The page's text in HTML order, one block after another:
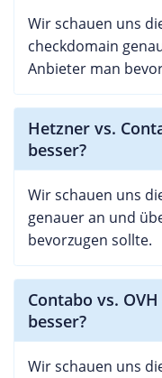
Wir schauen uns
checkdomain
Anbieter man
Hetzner vs.
besser?
Wir schauen uns
genauer an und
bevorzugen sollte.
Contabo vs.
besser?
Wir schauen uns